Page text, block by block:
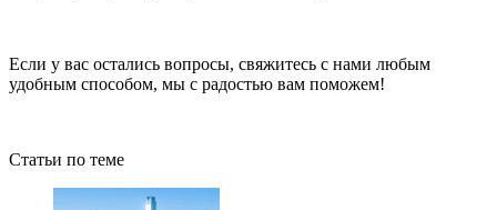
Если у вас остались вопросы, свяжитесь с нами любым
удобным способом, мы с радостью вам поможем!
Статьи по теме